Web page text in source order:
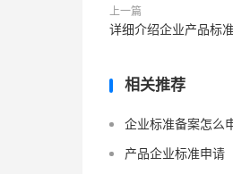
上一篇
详细介绍企业产品标
相关推荐
企业标准备案怎么
产品企业标准申请